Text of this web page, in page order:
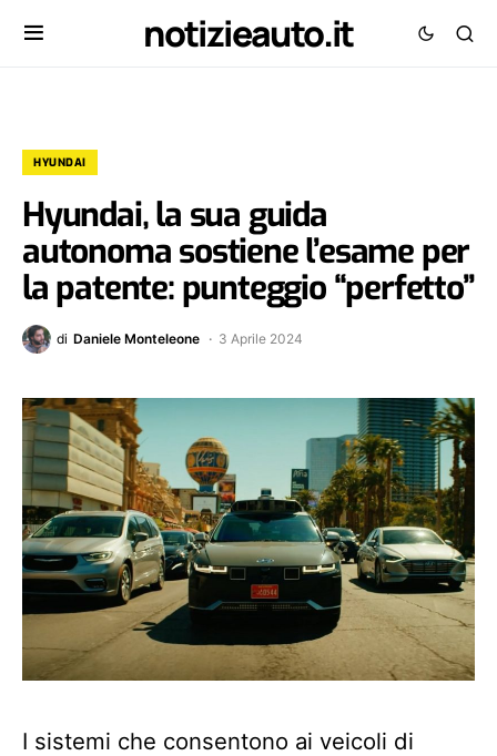
notizieauto.it
HYUNDAI
Hyundai, la sua guida
autonoma sostiene l’esame per
la patente: punteggio “perfetto”
di Daniele Monteleone 3 Aprile 2024
I sistemi che consentono ai veicoli di